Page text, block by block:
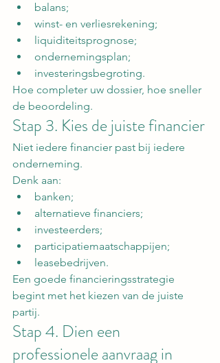
balans;
winst- en verliesrekening;
liquiditeitsprognose;
ondernemingsplan;
investeringsbegroting.
Hoe completer uw dossier, hoe sneller
de beoordeling.
Stap 3. Kies de juiste financier
Niet iedere financier past bij iedere
onderneming.
Denk aan:
banken;
alternatieve financiers;
investeerders;
participatiemaatschappijen;
leasebedrijven.
Een goede financieringsstrategie
begint met het kiezen van de juiste
partij.
Stap 4. Dien een
professionele aanvraag in